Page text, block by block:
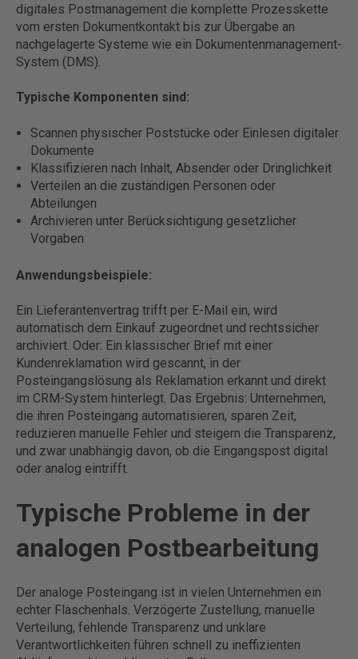
digitales Postmanagement die komplette Prozesskette
vom ersten Dokumentkontakt bis zur Übergabe an
nachgelagerte Systeme wie ein Dokumentenmanagement-
System (DMS).
Typische Komponenten sind:
Scannen physischer Poststücke oder Einlesen digitaler
Dokumente
Klassifizieren nach Inhalt, Absender oder Dringlichkeit
Verteilen an die zuständigen Personen oder
Abteilungen
Archivieren unter Berücksichtigung gesetzlicher
Vorgaben
Anwendungsbeispiele:
Ein Lieferantenvertrag trifft per E-Mail ein, wird
automatisch dem Einkauf zugeordnet und rechtssicher
archiviert. Oder: Ein klassischer Brief mit einer
Kundenreklamation wird gescannt, in der
Posteingangslösung als Reklamation erkannt und direkt
im CRM-System hinterlegt. Das Ergebnis: Unternehmen,
die ihren Posteingang automatisieren, sparen Zeit,
reduzieren manuelle Fehler und steigern die Transparenz,
und zwar unabhängig davon, ob die Eingangspost digital
oder analog eintrifft.
Typische Probleme in der
analogen Postbearbeitung
Der analoge Posteingang ist in vielen Unternehmen ein
echter Flaschenhals. Verzögerte Zustellung, manuelle
Verteilung, fehlende Transparenz und unklare
Verantwortlichkeiten führen schnell zu ineffizienten